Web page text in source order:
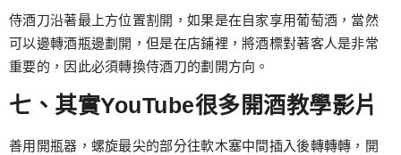
侍酒刀沿著最上方位置割開，如果是在自家享用葡萄酒，當然
可以邊轉酒瓶邊劃開，但是在店鋪裡，將酒標對著客人是非常
重要的，因此必須轉換侍酒刀的劃開方向。
七、其實YouTube很多開酒教學影片
善用開瓶器，螺旋最尖的部分往軟木塞中間插入後轉轉轉，開